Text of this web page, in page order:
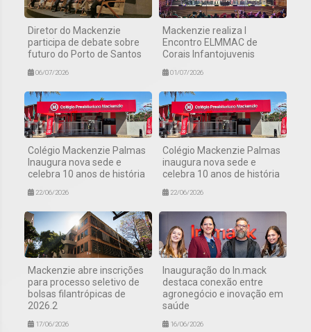
Diretor do Mackenzie
participa de debate sobre
futuro do Porto de Santos
06/07/2026
Mackenzie realiza I
Encontro ELMMAC de
Corais Infantojuvenis
01/07/2026
Colégio Mackenzie Palmas
Inaugura nova sede e
celebra 10 anos de história
22/06/2026
Colégio Mackenzie Palmas
inaugura nova sede e
celebra 10 anos de história
22/06/2026
Mackenzie abre inscrições
para processo seletivo de
bolsas filantrópicas de
2026.2
17/06/2026
Inauguração do In.mack
destaca conexão entre
agronegócio e inovação em
saúde
16/06/2026